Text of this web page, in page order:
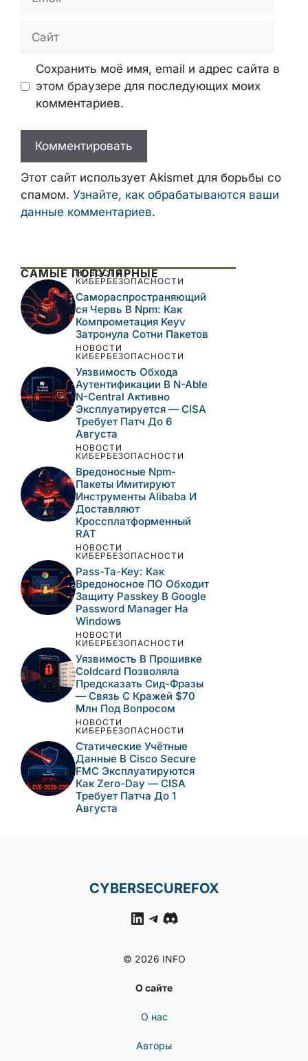
Сайт
Сохранить моё имя, email и адрес сайта в
этом браузере для последующих моих
комментариев.
Этот сайт использует Akismet для борьбы со
спамом. Узнайте, как обрабатываются ваши
данные комментариев.
САМЫЕ ПОПУЛЯРНЫЕ
НОВОСТИ
КИБЕРБЕЗОПАСНОСТИ
Самораспространяющий
Ся Червь В Npm: Как
Компрометация Keyv
Затронула Сотни Пакетов
НОВОСТИ
КИБЕРБЕЗОПАСНОСТИ
Уязвимость Обхода
Аутентификации В N-Able
N-Central Активно
Эксплуатируется — CISA
Требует Патч До 6
Августа
НОВОСТИ
КИБЕРБЕЗОПАСНОСТИ
Вредоносные Npm-
Пакеты Имитируют
Инструменты Alibaba И
Доставляют
Кроссплатформенный
RAT
НОВОСТИ
КИБЕРБЕЗОПАСНОСТИ
Pass-Ta-Key: Как
Вредоносное ПО Обходит
Защиту Passkey В Google
Password Manager На
Windows
НОВОСТИ
КИБЕРБЕЗОПАСНОСТИ
Уязвимость В Прошивке
Coldcard Позволяла
Предсказать Сид-Фразы
— Связь С Кражей $70
Млн Под Вопросом
НОВОСТИ
КИБЕРБЕЗОПАСНОСТИ
Статические Учётные
Данные В Cisco Secure
FMC Эксплуатируются
Как Zero-Day — CISA
Требует Патча До 1
Августа
CYBERSECUREFOX
LinkedIn
Telegram
Discord
© 2026 INFO
О сайте
О нас
Авторы